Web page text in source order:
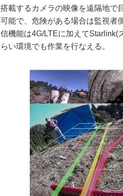
搭載するカメラの映像を遠隔地で
可能で、危険がある場合は監視者
信機能は4G/LTEに加えてStarlink(
らい環境でも作業を行なえる。